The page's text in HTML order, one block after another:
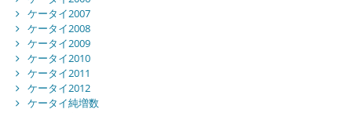
ケータイ2007
ケータイ2008
ケータイ2009
ケータイ2010
ケータイ2011
ケータイ2012
ケータイ純増数